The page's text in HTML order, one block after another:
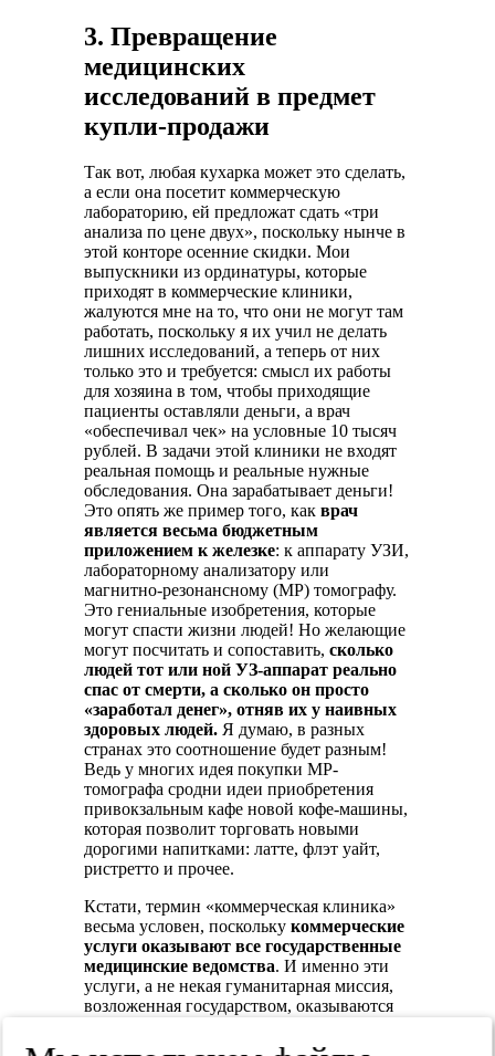
3. Превращение
медицинских
исследований в предмет
купли-продажи
Так вот, любая кухарка может это сделать,
а если она посетит коммерческую
лабораторию, ей предложат сдать «три
анализа по цене двух», поскольку нынче в
этой конторе осенние скидки. Мои
выпускники из ординатуры, которые
приходят в коммерческие клиники,
жалуются мне на то, что они не могут там
работать, поскольку я их учил не делать
лишних исследований, а теперь от них
только это и требуется: смысл их работы
для хозяина в том, чтобы приходящие
пациенты оставляли деньги, а врач
«обеспечивал чек» на условные 10 тысяч
рублей. В задачи этой клиники не входят
реальная помощь и реальные нужные
обследования. Она зарабатывает деньги!
Это опять же пример того, какврач
является весьма бюджетным
приложением к железке: к аппарату УЗИ,
лабораторному анализатору или
магнитно-резонансному (МР) томографу.
Это гениальные изобретения, которые
могут спасти жизни людей! Но желающие
могут посчитать и сопоставить,сколько
людей тот или ной УЗ-аппарат реально
спас от смерти, а сколько он просто
«заработал денег», отняв их у наивных
здоровых людей. Я думаю, в разных
странах это соотношение будет разным!
Ведь у многих идея покупки МР-
томографа сродни идеи приобретения
привокзальным кафе новой кофе-машины,
которая позволит торговать новыми
дорогими напитками: латте, флэт уайт,
ристретто и прочее.
Кстати, термин «коммерческая клиника»
весьма условен, посколькукоммерческие
услуги оказывают все государственные
медицинские ведомства. И именно эти
услуги, а не некая гуманитарная миссия,
возложенная государством, оказываются
Отличие состоит только в том, что